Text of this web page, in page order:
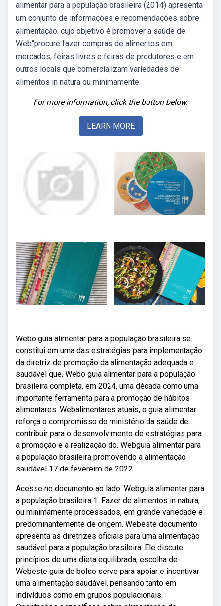
alimentar para a população brasileira (2014) apresenta
um conjunto de informações e recomendações sobre
alimentação, cujo objetivo é promover a saúde de.
Web“procure fazer compras de alimentos em
mercados, feiras livres e feiras de produtores e em
outros locais que comercializam variedades de
alimentos in natura ou minimamente.
For more information, click the button below.
LEARN MORE
Webo guia alimentar para a população brasileira se
constitui em uma das estratégias para implementação
da diretriz de promoção da alimentação adequada e
saudável que. Webo guia alimentar para a população
brasileira completa, em 2024, uma década como uma
importante ferramenta para a promoção de hábitos
alimentares. Webalimentares atuais, o guia alimentar
reforça o compromisso do ministério da saúde de
contribuir para o desenvolvimento de estratégias para
a promoção e a realização do. Webguia alimentar para
a população brasileira promovendo a alimentação
saudável 17 de fevereiro de 2022.
Acesse no documento ao lado. Webguia alimentar para
a população brasileira 1. Fazer de alimentos in natura,
ou minimamente processados, em grande variedade e
predominantemente de origem. Webeste documento
apresenta as diretrizes oficiais para uma alimentação
saudável para a população brasileira. Ele discute
princípios de uma dieta equilibrada, escolha de.
Webeste guia de bolso serve para apoiar e incentivar
uma alimentação saudável, pensando tanto em
indivíduos como em grupos populacionais.